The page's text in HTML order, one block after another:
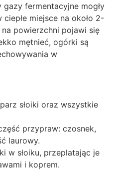
fermentacyjne mogły
miejsce na około 2-
powierzchni pojawi się
mętnieć, ogórki są
w
słoiki oraz wszystkie
przypraw: czosnek,
laurowy.
w słoiku, przeplatając je
i koprem.